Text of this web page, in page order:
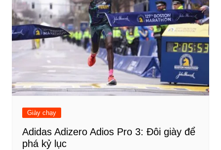
Giày chạy
Adidas Adizero Adios Pro 3: Đôi giày để
phá kỷ lục